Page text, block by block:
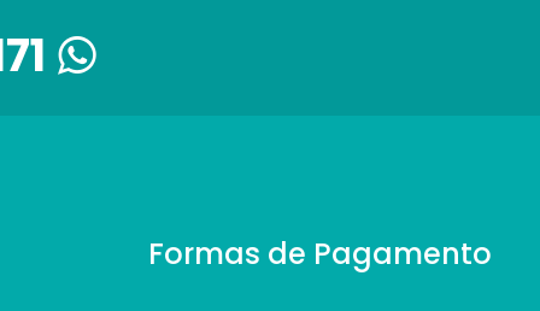
Formas de Pagamento